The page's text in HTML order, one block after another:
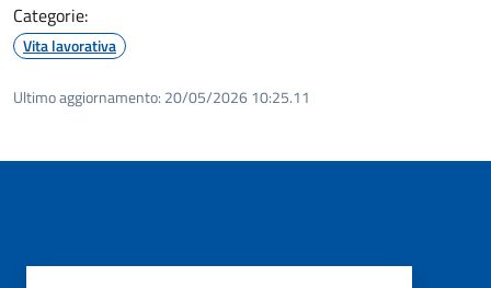
Categorie:
Vita lavorativa
Ultimo aggiornamento: 20/05/2026 10:25.11